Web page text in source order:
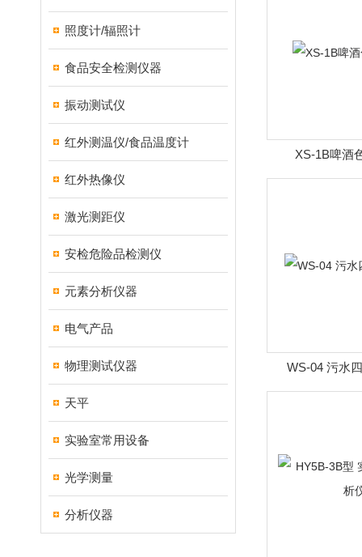
照度计/辐照计
食品安全检测仪器
振动测试仪
红外测温仪/食品温度计
红外热像仪
激光测距仪
安检危险品检测仪
元素分析仪器
电气产品
物理测试仪器
天平
实验室常用设备
光学测量
分析仪器
XS-1B啤酒
WS-04 污水